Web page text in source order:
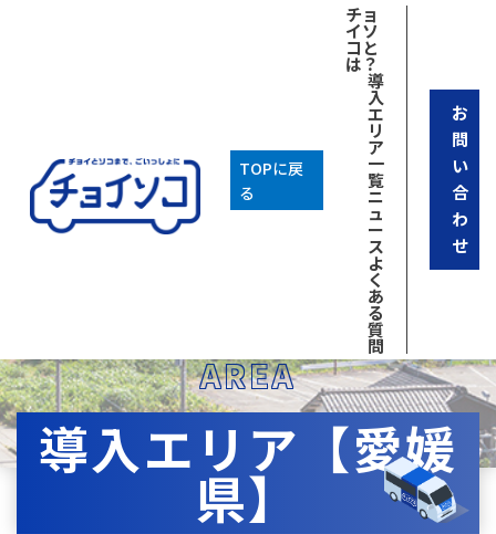
TOPに戻
る
チョ
イソ
コと
は？
導
入
エ
リ
ア
一
覧
ニ
ュ
ー
ス
よ
く
あ
る
質
問
お
問
い
合
わ
せ
AREA
導入エリア【愛媛
県】